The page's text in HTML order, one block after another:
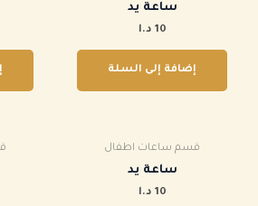
ساعة يد
10 د.ا
إضافة إلى السلة
قسم ساعات اطفال
ساعة يد
10 د.ا